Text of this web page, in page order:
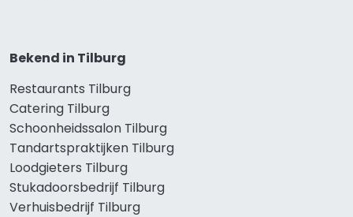
Bekend in Tilburg
Restaurants Tilburg
Catering Tilburg
Schoonheidssalon Tilburg
Tandartspraktijken Tilburg
Loodgieters Tilburg
Stukadoorsbedrijf Tilburg
Verhuisbedrijf Tilburg